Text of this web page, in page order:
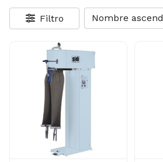
Filtro